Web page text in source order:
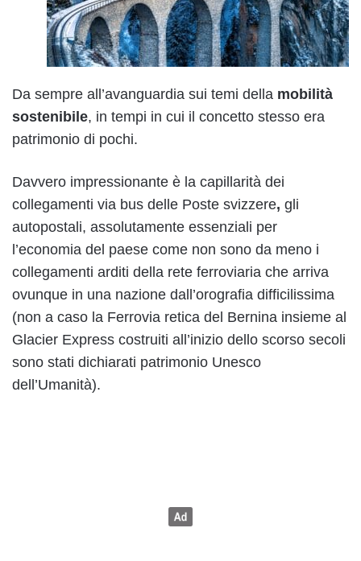
Da sempre all’avanguardia sui temi della mobilità
sostenibile, in tempi in cui il concetto stesso era
patrimonio di pochi.
Davvero impressionante è la capillarità dei
collegamenti via bus delle Poste svizzere, gli
autopostali, assolutamente essenziali per
l’economia del paese come non sono da meno i
collegamenti arditi della rete ferroviaria che arriva
ovunque in una nazione dall’orografia difficilissima
(non a caso la Ferrovia retica del Bernina insieme al
Glacier Express costruiti all’inizio dello scorso secoli
sono stati dichiarati patrimonio Unesco
dell’Umanità).